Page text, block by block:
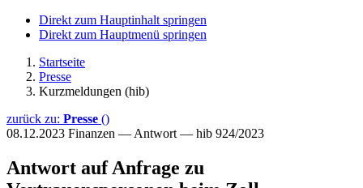
Direkt zum Hauptinhalt springen
Direkt zum Hauptmenü springen
Startseite
Presse
Kurzmeldungen (hib)
zurück zu: Presse ()
08.12.2023 Finanzen — Antwort — hib 924/2023
Antwort auf Anfrage zu